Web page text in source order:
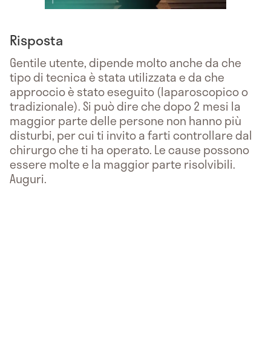
Risposta
Gentile utente, dipende molto anche da che
tipo di tecnica è stata utilizzata e da che
approccio è stato eseguito (laparoscopico o
tradizionale). Si può dire che dopo 2 mesi la
maggior parte delle persone non hanno più
disturbi, per cui ti invito a farti controllare dal
chirurgo che ti ha operato. Le cause possono
essere molte e la maggior parte risolvibili.
Auguri.